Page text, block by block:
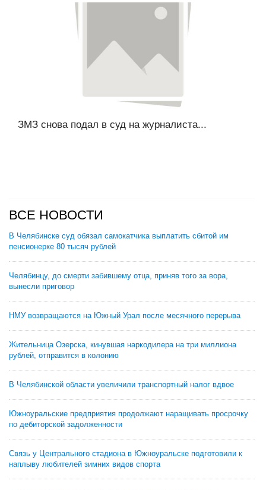
ЗМЗ снова подал в суд на журналиста...
ВСЕ НОВОСТИ
В Челябинске суд обязал самокатчика выплатить сбитой им
пенсионерке 80 тысяч рублей
Челябинцу, до смерти забившему отца, приняв того за вора,
вынесли приговор
НМУ возвращаются на Южный Урал после месячного перерыва
Жительница Озерска, кинувшая наркодилера на три миллиона
рублей, отправится в колонию
В Челябинской области увеличили транспортный налог вдвое
Южноуральские предприятия продолжают наращивать просрочку
по дебиторской задолженности
Связь у Центрального стадиона в Южноуральске подготовили к
наплыву любителей зимних видов спорта